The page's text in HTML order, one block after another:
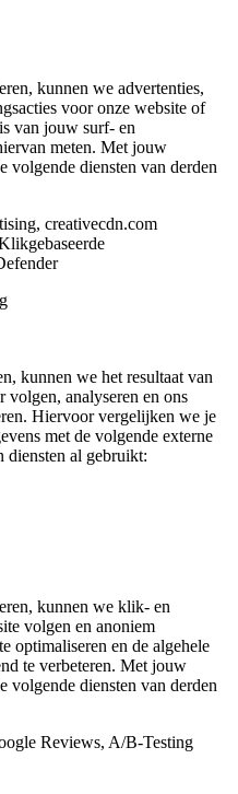
kunnen we advertenties,
voor onze website of
van jouw surf- en
meten. Met jouw
volgende diensten van derden
creativecdn.com
kunnen we het resultaat van
volgen, analyseren en ons
Hiervoor vergelijken we je
met de volgende externe
diensten al gebruikt:
kunnen we klik- en
volgen en anoniem
optimaliseren en de algehele
te verbeteren. Met jouw
volgende diensten van derden
Reviews, A/B-Testing